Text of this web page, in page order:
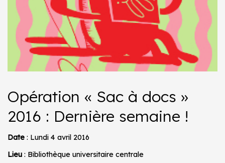
Opération « Sac à docs »
2016 : Dernière semaine !
Date : Lundi 4 avril 2016
Lieu : Bibliothèque universitaire centrale